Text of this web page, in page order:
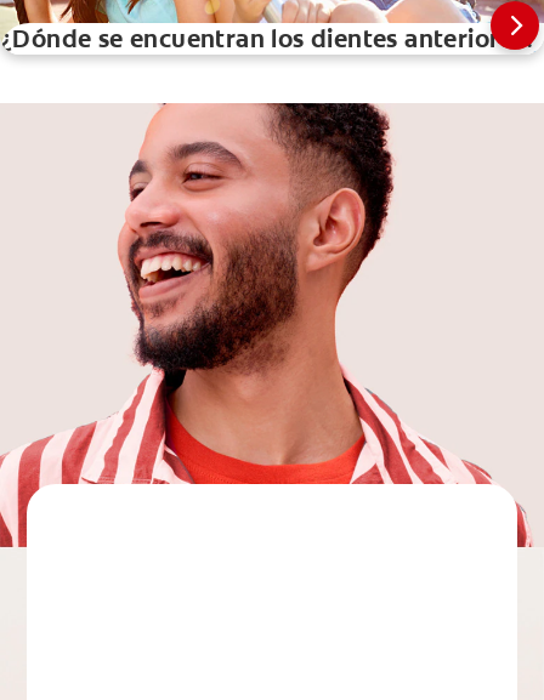
¿Dónde se encuentran los dientes anteriores?